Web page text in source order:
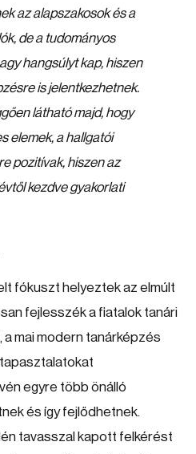
az alapszakosok és a
de a tudományos
hangsúlyt kap, hiszen
is jelentkezhetnek.
látható majd, hogy
elemek, a hallgatói
pozitívak, hiszen az
kezdve gyakorlati
fókuszt helyeztek az elmúlt
fejlesszék a fiatalok tanári
mai modern tanárképzés
egyre több önálló
és így fejlődhetnek.
tavasszal kapott felkérést